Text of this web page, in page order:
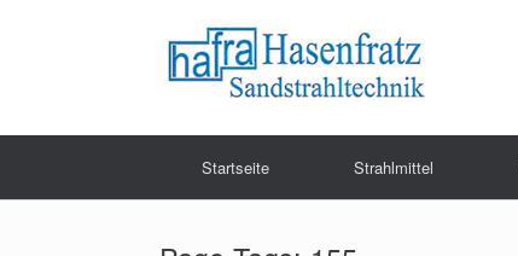
Startseite Strahlmittel